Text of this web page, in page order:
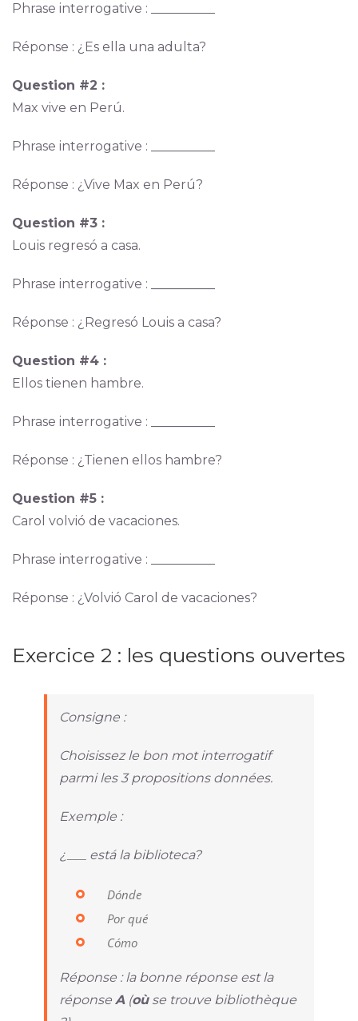
Phrase interrogative : __________
Réponse : ¿Es ella una adulta?
Question #2 :
Max vive en Perú.
Phrase interrogative : __________
Réponse : ¿Vive Max en Perú?
Question #3 :
Louis regresó a casa.
Phrase interrogative : __________
Réponse : ¿Regresó Louis a casa?
Question #4 :
Ellos tienen hambre.
Phrase interrogative : __________
Réponse : ¿Tienen ellos hambre?
Question #5 :
Carol volvió de vacaciones.
Phrase interrogative : __________
Réponse : ¿Volvió Carol de vacaciones?
Exercice 2 : les questions ouvertes
Consigne :
Choisissez le bon mot interrogatif
parmi les 3 propositions données.
Exemple :
¿___ está la biblioteca?
Dónde
Por qué
Cómo
Réponse : la bonne réponse est la
réponse A(oùse trouve bibliothèque